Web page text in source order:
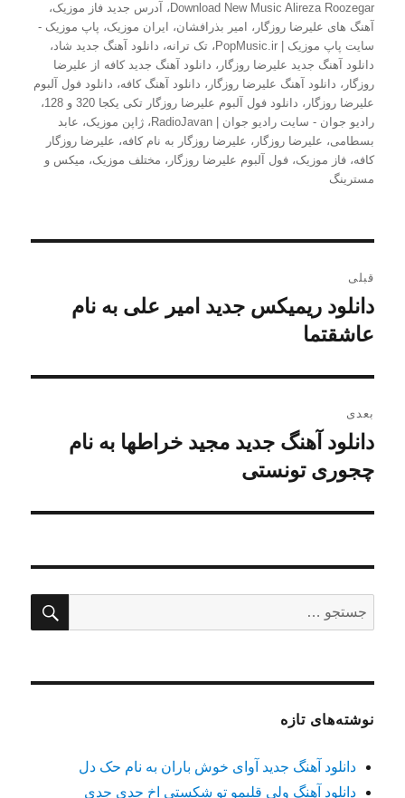
Download New Music Alireza Roozegar ، آدرس جدید فاز موزیک،
آهنگ های علیرضا روزگار ، امیر بذرافشان، ایران موزیک، پاپ موزیک -
سایت پاپ موزیک | PopMusic.ir
،تک ترانه، دانلود آهنگ جدید شاد،
دانلود آهنگ جدید علیرضا روزگار ، دانلود آهنگ جدید کافه از علیرضا
روزگار ، دانلود آهنگ علیرضا روزگار ، دانلود آهنگ کافه، دانلود فول آلبوم
علیرضا روزگار ، دانلود فول آلبوم علیرضا روزگار تکی یکجا 320 و 128
،
رادیو جوان - سایت رادیو جوان | RadioJavan
،ژاپن موزیک، عابد
بسطامی، علیرضا روزگار ، علیرضا روزگار به نام کافه، علیرضا روزگار
کافه،فاز موزیک،فول آلبوم علیرضا روزگار ، مختلف موزیک، میکس و
مسترینگ
نوشته
قبلی
نوشته
قبلی:
دانلود ریمیکس جدید امیر علی به نام
عاشقتما
بعدی
نوشته
بعدی:
دانلود آهنگ جدید مجید خراطها به نام
چجوری تونستی
برای:
نوشته‌های تازه
دانلود آهنگ جدید آوای خوش باران به نام حک دل
دانلود آهنگ ولی قلبمو تو شکستی اخ جدی جدی